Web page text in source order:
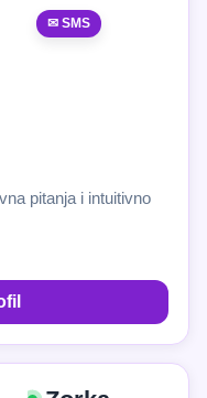
✉ SMS
pitanja i intuitivno